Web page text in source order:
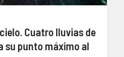
Cuatro lluvias de
su punto máximo al